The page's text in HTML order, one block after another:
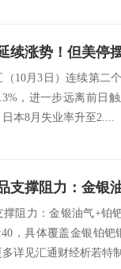
10月3日）连续第二
，进一步远离前日
本8月失业率升至2....
阻力：金银油气+铂
，具体覆盖金银铂
详见汇通财经析若特